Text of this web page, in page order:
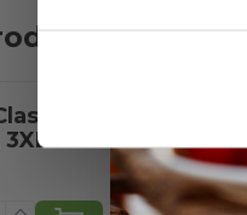
T-
Grün –
Vergleichspreis
20,89 €
-52